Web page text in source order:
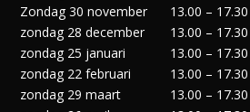
Zondag 30 november
13.00 – 17.30
zondag 28 december
13.00 – 17.30
zondag 25 januari
13.00 – 17.30
zondag 22 februari
13.00 – 17.30
zondag 29 maart
13.00 – 17.30